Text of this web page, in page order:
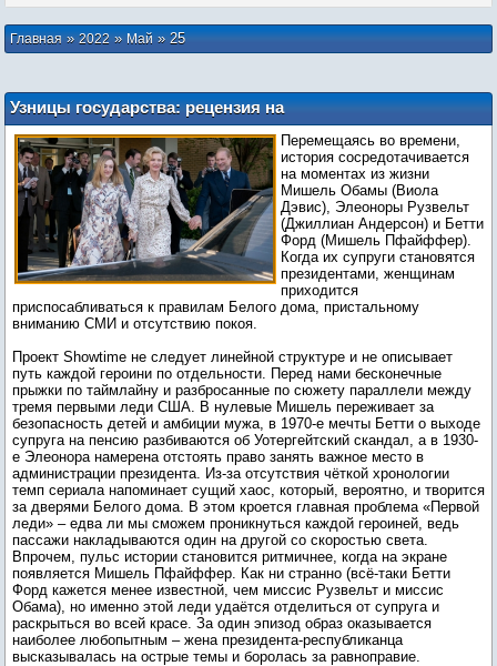
Главная»2022 » Май » 25
Узницы государства: рецензия на
сериал «Первая леди»
Перемещаясь во времени,
история сосредотачивается
на моментах из жизни
Мишель Обамы (Виола
Дэвис), Элеоноры Рузвельт
(Джиллиан Андерсон) и Бетти
Форд (Мишель Пфайффер).
Когда их супруги становятся
президентами, женщинам
приходится
приспосабливаться к правилам Белого дома, пристальному
вниманию СМИ и отсутствию покоя.
Проект Showtime не следует линейной структуре и не описывает
путь каждой героини по отдельности. Перед нами бесконечные
прыжки по таймлайну и разбросанные по сюжету параллели между
тремя первыми леди США. В нулевые Мишель переживает за
безопасность детей и амбиции мужа, в 1970-е мечты Бетти о выходе
супруга на пенсию разбиваются об Уотергейтский скандал, а в 1930-
е Элеонора намерена отстоять право занять важное место в
администрации президента. Из-за отсутствия чёткой хронологии
темп сериала напоминает сущий хаос, который, вероятно, и творится
за дверями Белого дома. В этом кроется главная проблема «Первой
леди» – едва ли мы сможем проникнуться каждой героиней, ведь
пассажи накладываются один на другой со скоростью света.
Впрочем, пульс истории становится ритмичнее, когда на экране
появляется Мишель Пфайффер. Как ни странно (всё-таки Бетти
Форд кажется менее известной, чем миссис Рузвельт и миссис
Обама), но именно этой леди удаётся отделиться от супруга и
раскрыться во всей красе. За один эпизод образ оказывается
наиболее любопытным – жена президента-республиканца
высказывалась на острые темы и боролась за равноправие.